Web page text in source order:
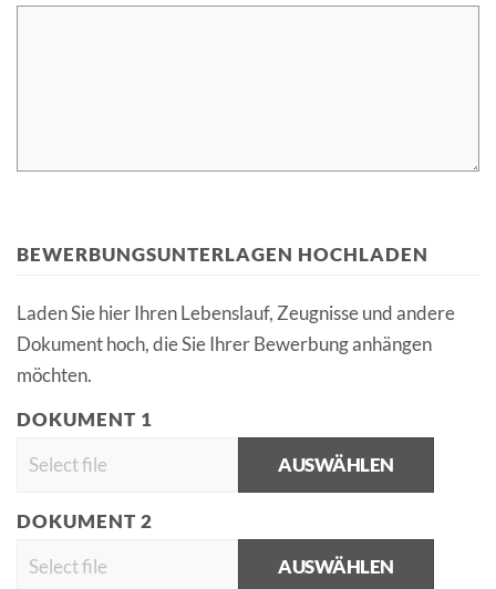
BEWERBUNGSUNTERLAGEN HOCHLADEN
Laden Sie hier Ihren Lebenslauf, Zeugnisse und andere
Dokument hoch, die Sie Ihrer Bewerbung anhängen
möchten.
DOKUMENT 1
AUSWÄHLEN
DOKUMENT 2
AUSWÄHLEN